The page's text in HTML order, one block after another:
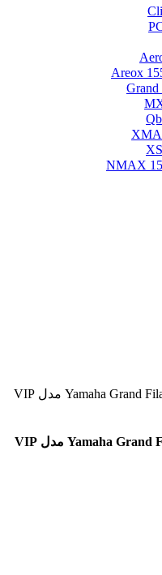
روکش زین موتورسیکلت یاماها Yamaha Grand Filano مدل VIP